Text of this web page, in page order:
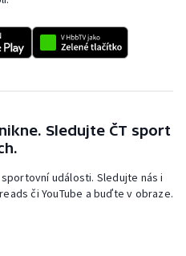
Sledujte ČT sport
události. Sledujte nás i
či YouTube a buďte v obraze.